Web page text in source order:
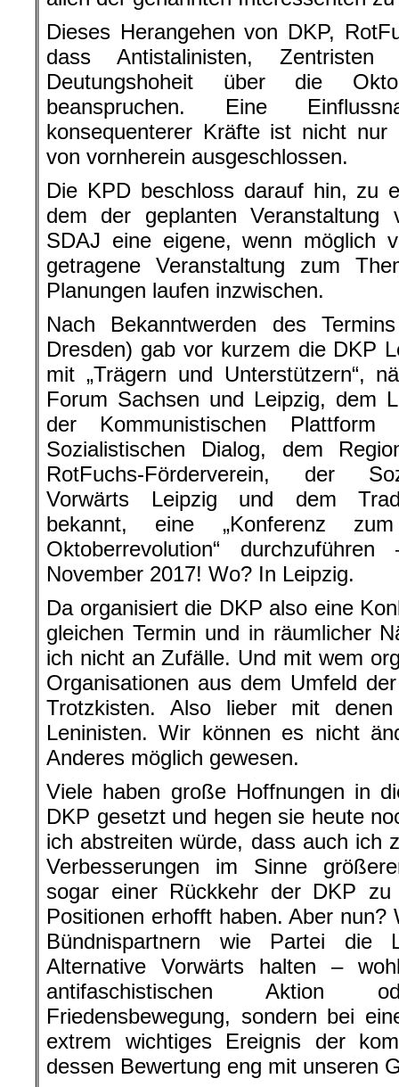
Dieses Herangehen von DKP,
dass Antistalinisten,
Deutungshoheit über die
beanspruchen. Eine
konsequenterer Kräfte ist nicht nur
von vornherein ausgeschlossen.
Die KPD beschloss darauf hin, zu
dem der geplanten Veranstaltung
SDAJ eine eigene, wenn möglich
getragene Veranstaltung zum
Planungen laufen inzwischen.
Nach Bekanntwerden des
Dresden) gab vor kurzem die DKP
mit „Trägern und Unterstützern“,
Forum Sachsen und Leipzig, dem
der Kommunistischen
Sozialistischen Dialog, dem
RotFuchs-Förderverein, der
Vorwärts Leipzig und dem
bekannt, eine „Konferenz
Oktoberrevolution“
November 2017! Wo? In Leipzig.
Da organisiert die DKP also eine
gleichen Termin und in räumlicher
ich nicht an Zufälle. Und mit wem
Organisationen aus dem Umfeld
Trotzkisten. Also lieber mit
Leninisten. Wir können es nicht
Anderes möglich gewesen.
Viele haben große Hoffnungen in
DKP gesetzt und hegen sie heute
ich abstreiten würde, dass auch ich
Verbesserungen im Sinne
sogar einer Rückkehr der DKP zu
Positionen erhofft haben. Aber nun?
Bündnispartnern wie Partei die
Alternative Vorwärts halten –
antifaschistischen Aktion
Friedensbewegung, sondern bei
extrem wichtiges Ereignis der
dessen Bewertung eng mit unseren